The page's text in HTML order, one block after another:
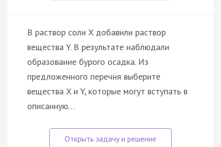
В раствор соли X добавили раствор
вещества Y. В результате наблюдали
образование бурого осадка. Из
предложенного перечня выберите
вещества X и Y, которые могут вступать в
описанную…